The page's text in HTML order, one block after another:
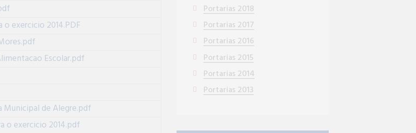
exercicio 2014.PDF
Escolar.pdf
Municipal de Alegre.pdf
o exercicio 2014.pdf
Portarias 2018
Portarias 2017
Portarias 2016
Portarias 2015
Portarias 2014
Portarias 2013